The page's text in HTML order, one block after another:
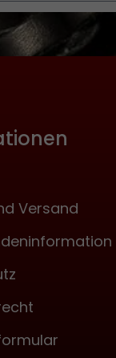
Versand